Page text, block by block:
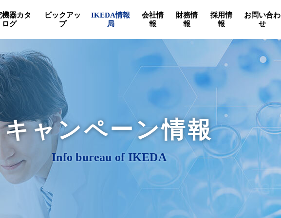
機器カタ
ログ
ピックアッ
プ
IKEDA情報
局
会社情
報
財務情
報
採用情
報
お問い合わ
せ
キャンペーン情報